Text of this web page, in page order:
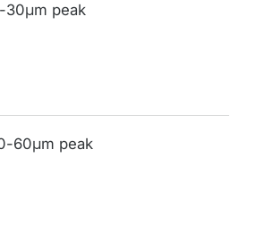
/ maximum micro bubble
30μm peak
60μm peak